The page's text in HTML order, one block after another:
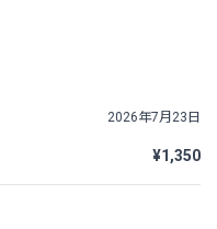
¥1,350
2026年7月23日